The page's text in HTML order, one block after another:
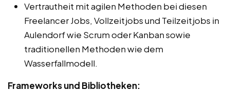
Vertrautheit mit agilen Methoden bei diesen
Freelancer Jobs, Vollzeitjobs und Teilzeitjobs in
Aulendorf wie Scrum oder Kanban sowie
traditionellen Methoden wie dem
Wasserfallmodell.
Frameworks und Bibliotheken: